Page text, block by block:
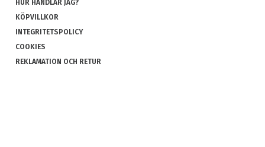
HUR HANDLAR JAG?
KÖPVILLKOR
INTEGRITETSPOLICY
COOKIES
REKLAMATION OCH RETUR